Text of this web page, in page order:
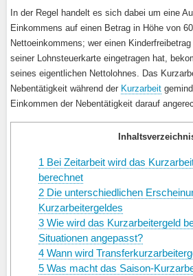
In der Regel handelt es sich dabei um eine
Einkommens auf einen Betrag in Höhe von
Nettoeinkommens; wer einen
seiner Lohnsteuerkarte eingetragen hat,
seines eigentlichen Nettolohnes. Das
Nebentätigkeit während der Kurzarbeit
Einkommen der Nebentätigkeit darauf
1 Bei Zeitarbeit wird das
berechnet
2 Die unterschiedlichen
Kurzarbeitergeldes
3 Wie wird das Kurzarbeitergeld
Situationen angepasst?
4 Wann wird
5 Was macht das Saison-